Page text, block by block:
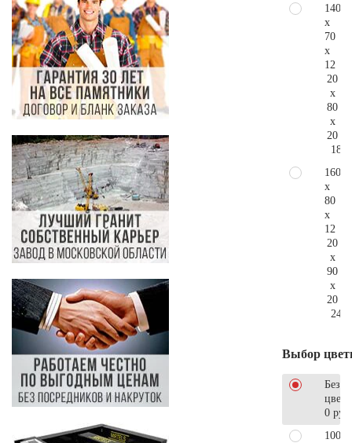
140
x
70
x
12
20
x
80
x
20
160
x
80
x
12
20
x
90
x
20
Выбор
Без
0 руб.
100